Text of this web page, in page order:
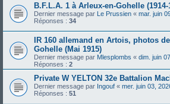
B.F.L.A. 1 à Arleux-en-Gohelle
Dernier message par Le Prussien « mar. juin
Réponses : 34
IR 160 allemand en Artois, photos
Gohelle (Mai 1915)
Dernier message par Mlesplombs « dim. juin
Réponses : 2
Private W YELTON 32e Battalion
Dernier message par Ingouf « mer. juin 03,
Réponses : 51